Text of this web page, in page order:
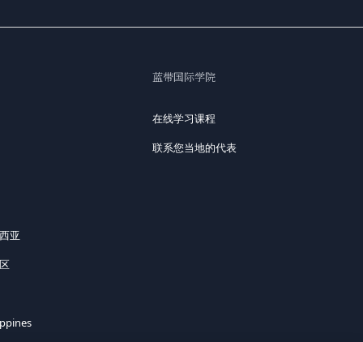
亚
蓝带国际学院
在线学习课程
联系您当地的代表